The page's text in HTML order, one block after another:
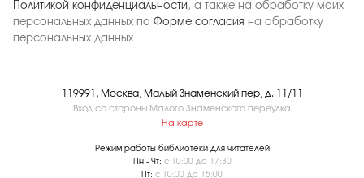
Политикой конфиденциальности , а также на обработку моих
персональных данных по Форме согласия на обработку
персональных данных
119991, Москва, Малый Знаменский пер, д. 11/11
Вход со стороны Малого Знаменского переулка
На карте
Режим работы библиотеки для читателей
Пн - Чт: с 10:00 до 17:30
Пт: с 10:00 до 15:00